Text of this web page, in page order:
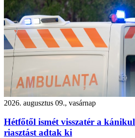
2026. augusztus 09., vasárnap
Hétfőtől ismét visszatér a
riasztást adtak ki